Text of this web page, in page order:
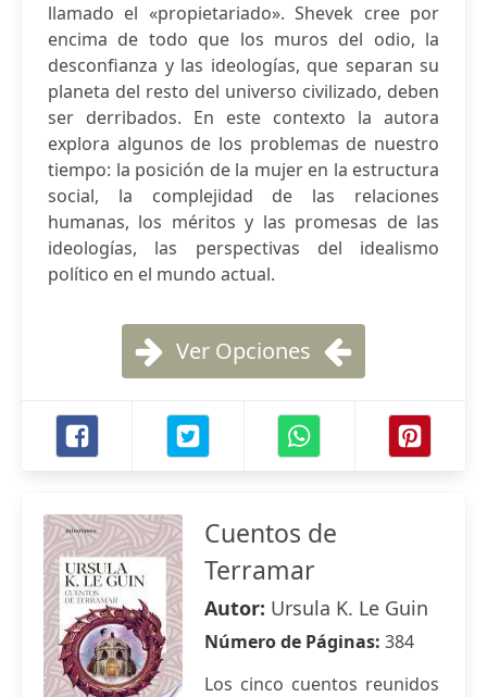
llamado el «propietariado». Shevek cree por
encima de todo que los muros del odio, la
desconfianza y las ideologías, que separan su
planeta del resto del universo civilizado, deben
ser derribados. En este contexto la autora
explora algunos de los problemas de nuestro
tiempo: la posición de la mujer en la estructura
social, la complejidad de las relaciones
humanas, los méritos y las promesas de las
ideologías, las perspectivas del idealismo
político en el mundo actual.
Ver Opciones
Cuentos de
Terramar
Autor: Ursula K. Le Guin
Número de Páginas: 384
Los cinco cuentos reunidos